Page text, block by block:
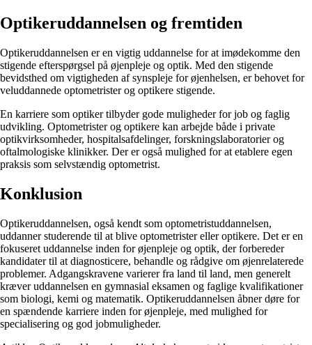
Optikeruddannelsen og fremtiden
Optikeruddannelsen er en vigtig uddannelse for at imødekomme den
stigende efterspørgsel på øjenpleje og optik. Med den stigende
bevidsthed om vigtigheden af synspleje for øjenhelsen, er behovet for
veluddannede optometrister og optikere stigende.
En karriere som optiker tilbyder gode muligheder for job og faglig
udvikling. Optometrister og optikere kan arbejde både i private
optikvirksomheder, hospitalsafdelinger, forskningslaboratorier og
oftalmologiske klinikker. Der er også mulighed for at etablere egen
praksis som selvstændig optometrist.
Konklusion
Optikeruddannelsen, også kendt som optometristuddannelsen,
uddanner studerende til at blive optometrister eller optikere. Det er en
fokuseret uddannelse inden for øjenpleje og optik, der forbereder
kandidater til at diagnosticere, behandle og rådgive om øjenrelaterede
problemer. Adgangskravene varierer fra land til land, men generelt
kræver uddannelsen en gymnasial eksamen og faglige kvalifikationer
som biologi, kemi og matematik. Optikeruddannelsen åbner døre for
en spændende karriere inden for øjenpleje, med mulighed for
specialisering og god jobmuligheder.